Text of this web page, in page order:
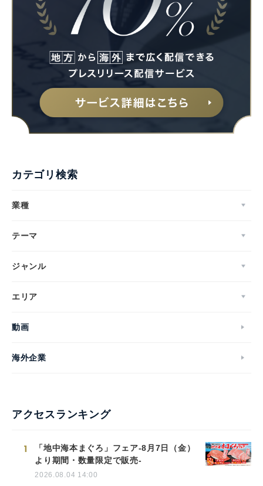
カテゴリ検索
業種
テーマ
ジャンル
エリア
動画
海外企業
アクセスランキング
1
「地中海本まぐろ」フェア-8月7日（金）
より期間・数量限定で販売-
2026.08.04 14:00